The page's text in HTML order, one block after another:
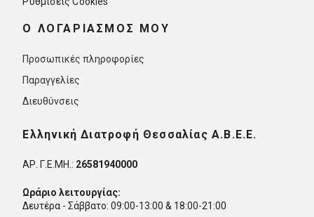
O ΛΟΓΑΡΙΑΣΜΟΣ ΜΟΥ
Προσωπικές πληροφορίες
Παραγγελίες
Διευθύνσεις
Ελληνική Διατροφή Θεσσαλίας Α.Β.Ε.Ε.
ΑΡ. Γ.Ε.ΜΗ.: 26581940000
Ωράριο λειτουργίας:
Δευτέρα - Σάββατο: 09:00-13:00 & 18:00-21:00